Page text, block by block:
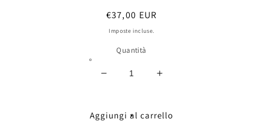
Prezzo
di
€37,00 EUR
Imposte incluse.
Quantità
Diminuisci
Topazio
Aumenta
Topazio
Aggiungi al carrello